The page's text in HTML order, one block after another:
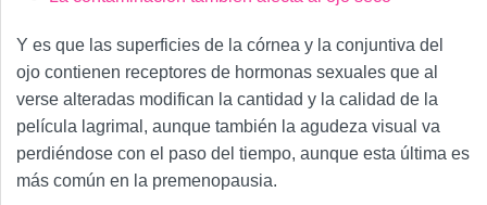
Y es que las superficies de la córnea y la conjuntiva del
ojo contienen receptores de hormonas sexuales que al
verse alteradas modifican la cantidad y la calidad de la
película lagrimal, aunque también la agudeza visual va
perdiéndose con el paso del tiempo, aunque esta última es
más común en la premenopausia.